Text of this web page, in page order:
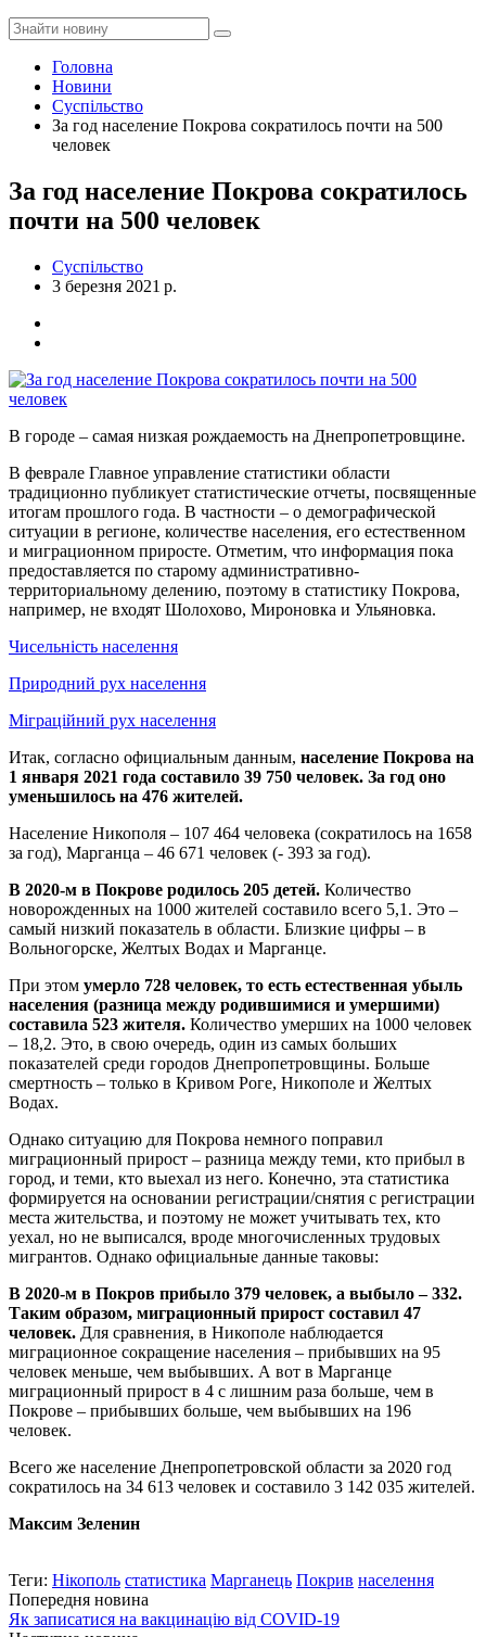
Головна
Новини
Суспільство
За год население Покрова сократилось почти на 500
человек
За год население Покрова сократилось
почти на 500 человек
Суспільство
3 березня 2021 р.
В городе – самая низкая рождаемость на Днепропетровщине.
В феврале Главное управление статистики области
традиционно публикует статистические отчеты, посвященные
итогам прошлого года. В частности – о демографической
ситуации в регионе, количестве населения, его естественном
и миграционном приросте. Отметим, что информация пока
предоставляется по старому административно-
территориальному делению, поэтому в статистику Покрова,
например, не входят Шолохово, Мироновка и Ульяновка.
Чисельність населення
Природний рух населення
Міграційний рух населення
Итак, согласно официальным данным, население Покрова на
1 января 2021 года составило 39 750 человек. За год оно
уменьшилось на 476 жителей.
Население Никополя – 107 464 человека (сократилось на 1658
за год), Марганца – 46 671 человек (- 393 за год).
В 2020-м в Покрове родилось 205 детей. Количество
новорожденных на 1000 жителей составило всего 5,1. Это –
самый низкий показатель в области. Близкие цифры – в
Вольногорске, Желтых Водах и Марганце.
При этом умерло 728 человек, то есть естественная убыль
населения (разница между родившимися и умершими)
составила 523 жителя. Количество умерших на 1000 человек
– 18,2. Это, в свою очередь, один из самых больших
показателей среди городов Днепропетровщины. Больше
смертность – только в Кривом Роге, Никополе и Желтых
Водах.
Однако ситуацию для Покрова немного поправил
миграционный прирост – разница между теми, кто прибыл в
город, и теми, кто выехал из него. Конечно, эта статистика
формируется на основании регистрации/снятия с регистрации
места жительства, и поэтому не может учитывать тех, кто
уехал, но не выписался, вроде многочисленных трудовых
мигрантов. Однако официальные данные таковы:
В 2020-м в Покров прибыло 379 человек, а выбыло – 332.
Таким образом, миграционный прирост составил 47
человек. Для сравнения, в Никополе наблюдается
миграционное сокращение населения – прибывших на 95
человек меньше, чем выбывших. А вот в Марганце
миграционный прирост в 4 с лишним раза больше, чем в
Покрове – прибывших больше, чем выбывших на 196
человек.
Всего же население Днепропетровской области за 2020 год
сократилось на 34 613 человек и составило 3 142 035 жителей.
Максим Зеленин
Теги: Нікополь статистика Марганець Покрив населення
Попередня новина
Як записатися на вакцинацію від COVID-19